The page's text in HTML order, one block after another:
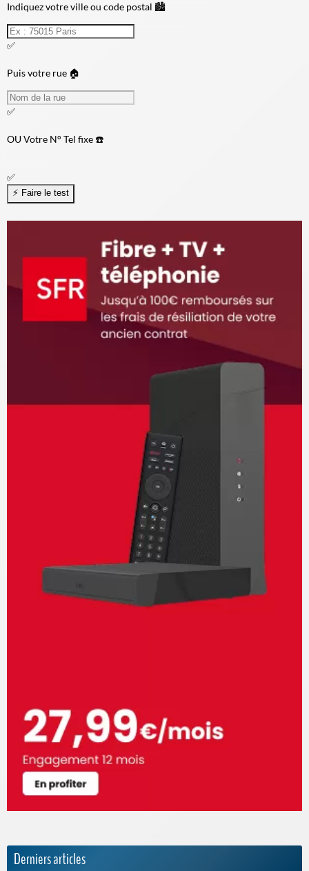
Indiquez votre ville ou code postal 🏙️
✅
Puis votre rue 🏠
✅
OUVotre N° Tel fixe ☎️
✅
Derniers articles